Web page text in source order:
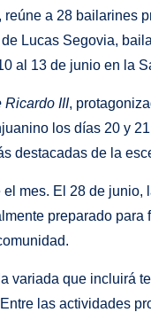
a 28 bailarines
Lucas Segovia,
al 13 de junio en la
Ricardo III,
los días 20 y
destacadas de la
mes. El 28 de
preparado
variada que incluirá
las actividades